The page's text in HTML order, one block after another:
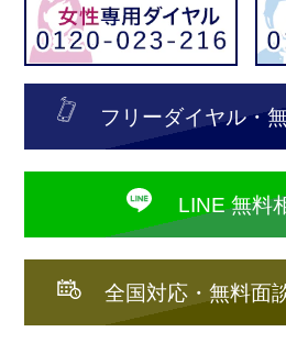
フリーダイヤル・
LINE 無料
全国対応・無料面